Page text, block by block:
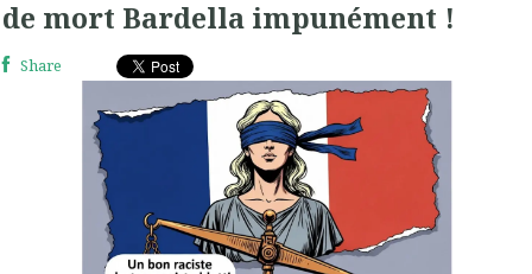
de mort Bardella impunément !
Share